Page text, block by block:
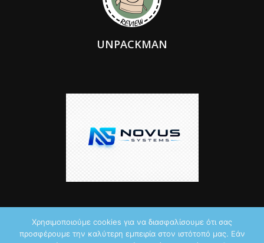
UNPACKMAN
Χρησιμοποιούμε cookies για να διασφαλίσουμε ότι σας
προσφέρουμε την καλύτερη εμπειρία στον ιστότοπό μας. Εάν